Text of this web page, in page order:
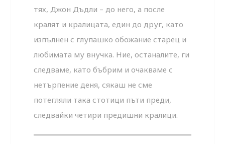
тях, Джон Дъдли – до него, а после
кралят и кралицата, един до друг, като
изпълнен с глупашко обожание старец и
любимата му внучка. Ние, останалите, ги
следваме, като бъбрим и очакваме с
нетърпение деня, сякаш не сме
потегляли така стотици пъти преди,
следвайки четири предишни кралици.